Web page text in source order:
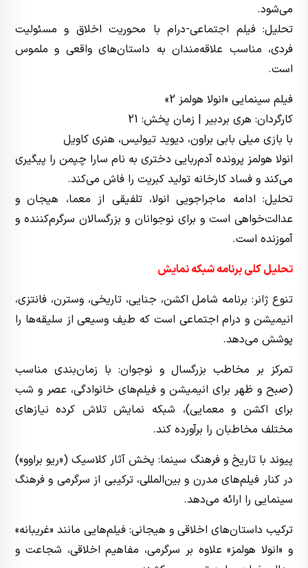
می‌شود.
تحلیل: فیلم اجتماعی-درام با محوریت اخلاق و مسئولیت
فردی، مناسب علاقه‌مندان به داستان‌های واقعی و ملموس
است.
فیلم سینمایی «انولا هولمز 2»
کارگردان: هری بردبیر | زمان پخش: 21
با بازی میلی بابی براون، دیوید تیولیس، هنری کاویل
انولا هولمز پرونده آدم‌ربایی دختری به نام سارا چپمن را پیگیری
می‌کند و فساد کارخانه تولید کبریت را فاش می‌کند.
تحلیل: ادامه ماجراجویی انولا، تلفیقی از معما، هیجان و
عدالت‌خواهی است و برای نوجوانان و بزرگسالان سرگرم‌کننده و
آموزنده است.
تحلیل کلی برنامه شبکه نمایش
تنوع ژانر: برنامه شامل اکشن، جنایی، تاریخی، وسترن، فانتزی،
انیمیشن و درام اجتماعی است که طیف وسیعی از سلیقه‌ها را
پوشش می‌دهد.
تمرکز بر مخاطب بزرگسال و نوجوان: با زمان‌بندی مناسب
(صبح و ظهر برای انیمیشن و فیلم‌های خانوادگی، عصر و شب
برای اکشن و معمایی)، شبکه نمایش تلاش کرده نیازهای
مختلف مخاطبان را برآورده کند.
پیوند با تاریخ و فرهنگ سینما: پخش آثار کلاسیک («ریو براوو»)
در کنار فیلم‌های مدرن و بین‌المللی، ترکیبی از سرگرمی و فرهنگ
سینمایی را ارائه می‌دهد.
ترکیب داستان‌های اخلاقی و هیجانی: فیلم‌هایی مانند «غریبانه»
و «انولا هولمز» علاوه بر سرگرمی، مفاهیم اخلاقی، شجاعت و